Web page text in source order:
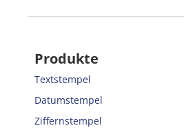
Produkte
Textstempel
Datumstempel
Ziffernstempel